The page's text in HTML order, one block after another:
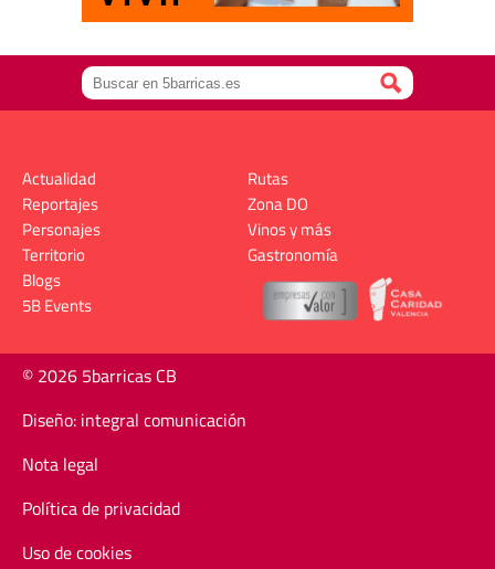
Actualidad
Reportajes
Personajes
Territorio
Rutas
Zona DO
Vinos y más
Gastronomía
Blogs
5B Events
© 2026 5barricas CB
Diseño: integral comunicación
Nota legal
Política de privacidad
Uso de cookies